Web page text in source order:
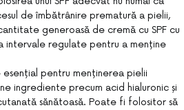
de îmbătrânire prematură a pielii,
generoasă de cremă cu SPF cu
intervale regulate pentru a menține
pentru menținerea pielii
ingrediente precum acid hialuronic și
sănătoasă. Poate fi folositor să